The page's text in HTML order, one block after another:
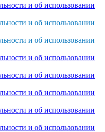
и об использовании
и об использовании
и об использовании
и об использовании
и об использовании
и об использовании
и об использовании
и об использовании